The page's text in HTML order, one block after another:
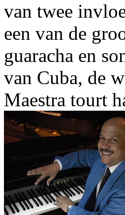
van twee
een van de
guaracha en
van Cuba, de
Maestra tourt